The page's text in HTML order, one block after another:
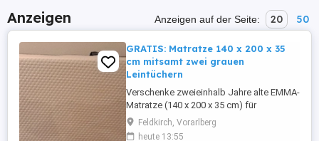
Anzeigen Anzeigen auf der Seite: 20 50
GRATIS: Matratze 140 x 200 x 35
cm mitsamt zwei grauen
Leintüchern
Verschenke zweieinhalb Jahre alte EMMA-
Matratze (140 x 200 x 35 cm) für
Boxspringbett mitsamt zwei grauen
Leintüchern gegen Selbstabholung!
Feldkirch, Vorarlberg
heute 13:55